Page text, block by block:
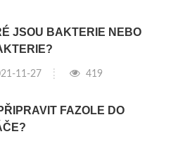
JSOU BAKTERIE NEBO
11-27 419
FAZOLE DO